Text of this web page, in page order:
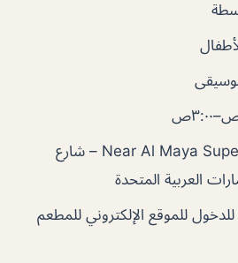
Near Al Maya Supermarket – شارع
العربية المتحدة
للدخول للموقع الإلكتروني للمطعم